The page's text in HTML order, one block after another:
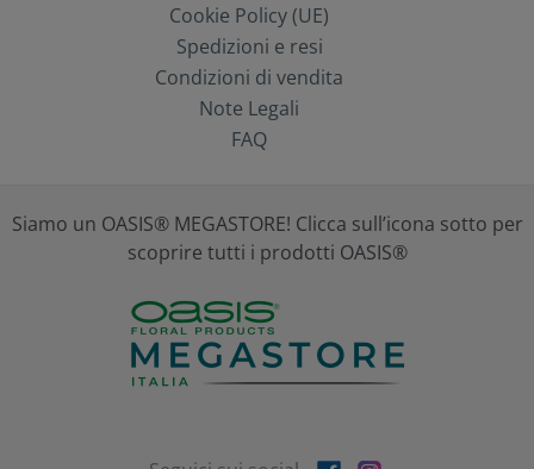
Cookie Policy (UE)
Spedizioni e resi
Condizioni di vendita
Note Legali
FAQ
Siamo un OASIS® MEGASTORE! Clicca sull’icona sotto per
scoprire tutti i prodotti OASIS®